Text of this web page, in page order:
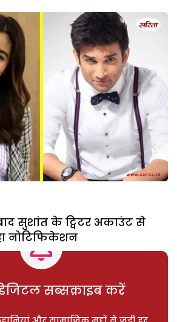
सुशांत के ट्विटर अकाउंट से
नोटिफिकेशन
सब्सक्राइब करें